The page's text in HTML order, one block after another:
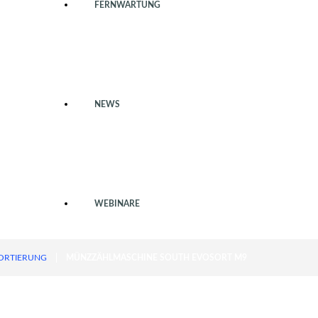
FERNWARTUNG
NEWS
WEBINARE